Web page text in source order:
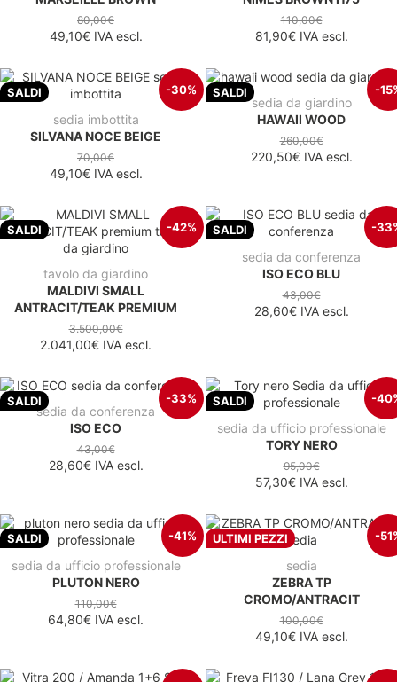
80,00€
49,10€IVA escl.
110,00€
81,90€IVA escl.
SALDI -30%
sedia imbottita
SILVANA NOCE BEIGE
70,00€
49,10€IVA escl.
SALDI -
sedia da giardino
HAWAII WOOD
260,00€
220,50€IVA escl.
SALDI -42%
tavolo da giardino
MALDIVI SMALL
ANTRACIT/TEAK PREMIUM
3.500,00€
2.041,00€ IVA escl.
SALDI -
sedia da conferenza
ISO ECO BLU
43,00€
28,60€IVA escl.
SALDI -33%
sedia da conferenza
ISO ECO
43,00€
28,60€IVA escl.
SALDI -
sedia da ufficio professionale
TORY NERO
95,00€
57,30€IVA escl.
SALDI -41%
sedia da ufficio professionale
PLUTON NERO
110,00€
64,80€ IVA escl.
ULTIMI PEZZI -
sedia
ZEBRA TP
CROMO/ANTRACIT
100,00€
49,10€IVA escl.